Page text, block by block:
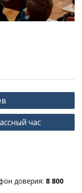
час
доверия: 8 800